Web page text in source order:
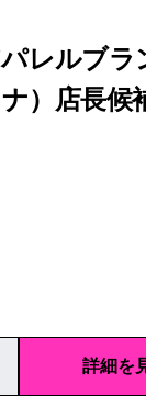
レルブラ
）店長候
詳細を